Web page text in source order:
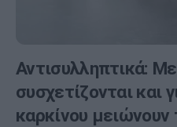
Αντισυλληπτικά:
συσχετίζονται και
καρκίνου μειώνουν